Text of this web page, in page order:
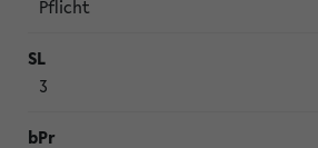
Pflicht
3